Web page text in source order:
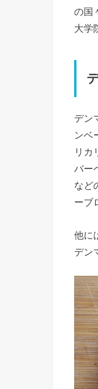
の国
大学
デン
ンベ
リカ
バー
など
ーブ
他に
デン